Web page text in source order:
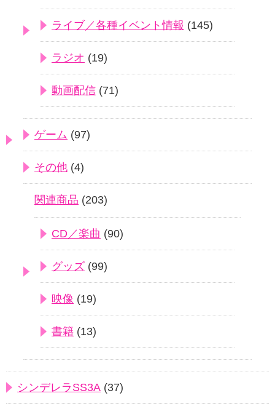
ライブ／各種イベント情報 (145)
ラジオ (19)
動画配信 (71)
ゲーム (97)
その他 (4)
関連商品 (203)
CD／楽曲 (90)
グッズ (99)
映像 (19)
書籍 (13)
シンデレラSS3A (37)